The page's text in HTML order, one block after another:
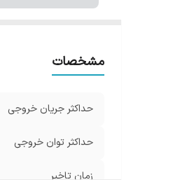
مشخصات
حداکثر جریان خروجی
حداکثر توان خروجی
زمان تاخیر